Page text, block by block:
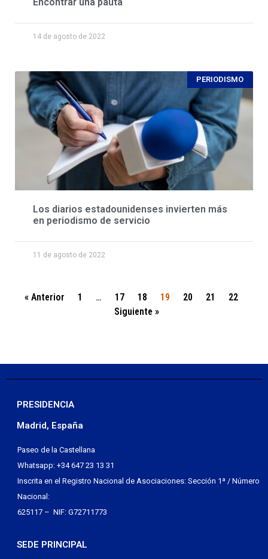
14 de agosto de 2022
PERIODISMO
Los diarios estadounidenses invierten más
en periodismo de servicio
11 de agosto de 2022
« Anterior 1 … 17 18 19 20 21
22
Siguiente »
PRESIDENCIA
Madrid, España
Paseo de la Castellana
Whatsapp: +34 647 23 13 31
Inscrita en el Registro Nacional de Asociaciones: Sección 1ª / Número
Nacional:
625117 – NIF: G72711773
SEDE PRINCIPAL